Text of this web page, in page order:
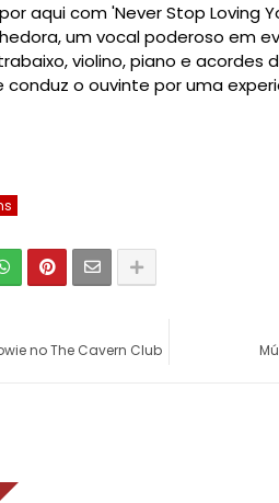
aqui com 'Never Stop Loving
um vocal poderoso em
violino, piano e acordes
o ouvinte por uma
no The Cavern Club